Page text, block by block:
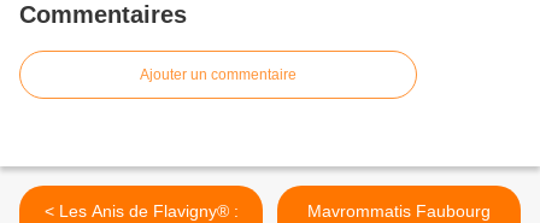
Commentaires
Ajouter un commentaire
< Les Anis de Flavigny® :
Mavrommatis Faubourg